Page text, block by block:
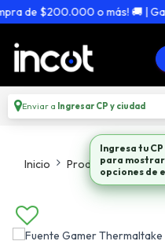
de $200.000 o más! 🚚 |
Enviar a Ingresar CP y ciudad
Inicio Productos
Ingresa tu CP
para
opciones de